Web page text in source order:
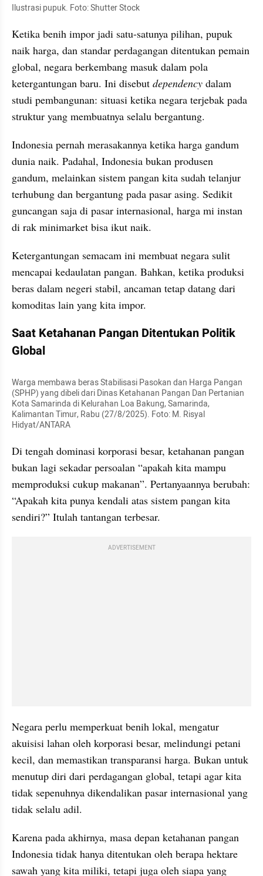
Ilustrasi pupuk. Foto: Shutter Stock
Ketika benih impor jadi satu-satunya pilihan, pupuk
naik harga, dan standar perdagangan ditentukan pemain
global, negara berkembang masuk dalam pola
ketergantungan baru. Ini disebut dependency dalam
studi pembangunan: situasi ketika negara terjebak pada
struktur yang membuatnya selalu bergantung.
Indonesia pernah merasakannya ketika harga gandum
dunia naik. Padahal, Indonesia bukan produsen
gandum, melainkan sistem pangan kita sudah telanjur
terhubung dan bergantung pada pasar asing. Sedikit
guncangan saja di pasar internasional, harga mi instan
di rak minimarket bisa ikut naik.
Ketergantungan semacam ini membuat negara sulit
mencapai kedaulatan pangan. Bahkan, ketika produksi
beras dalam negeri stabil, ancaman tetap datang dari
komoditas lain yang kita impor.
Saat Ketahanan Pangan Ditentukan Politik
Global
Warga membawa beras Stabilisasi Pasokan dan Harga Pangan
(SPHP) yang dibeli dari Dinas Ketahanan Pangan Dan Pertanian
Kota Samarinda di Kelurahan Loa Bakung, Samarinda,
Kalimantan Timur, Rabu (27/8/2025). Foto: M. Risyal
Hidyat/ANTARA
Di tengah dominasi korporasi besar, ketahanan pangan
bukan lagi sekadar persoalan “apakah kita mampu
memproduksi cukup makanan”. Pertanyaannya berubah:
“Apakah kita punya kendali atas sistem pangan kita
sendiri?” Itulah tantangan terbesar.
ADVERTISEMENT
Negara perlu memperkuat benih lokal, mengatur
akuisisi lahan oleh korporasi besar, melindungi petani
kecil, dan memastikan transparansi harga. Bukan untuk
menutup diri dari perdagangan global, tetapi agar kita
tidak sepenuhnya dikendalikan pasar internasional yang
tidak selalu adil.
Karena pada akhirnya, masa depan ketahanan pangan
Indonesia tidak hanya ditentukan oleh berapa hektare
sawah yang kita miliki, tetapi juga oleh siapa yang